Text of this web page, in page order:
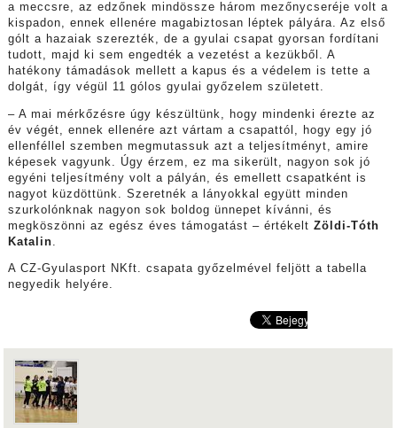
a meccsre, az edzőnek mindössze három mezőnycseréje volt a
kispadon, ennek ellenére magabiztosan léptek pályára. Az első
gólt a hazaiak szerezték, de a gyulai csapat gyorsan fordítani
tudott, majd ki sem engedték a vezetést a kezükből. A
hatékony támadások mellett a kapus és a védelem is tette a
dolgát, így végül 11 gólos gyulai győzelem született.
– A mai mérkőzésre úgy készültünk, hogy mindenki érezte az
év végét, ennek ellenére azt vártam a csapattól, hogy egy jó
ellenféllel szemben megmutassuk azt a teljesítményt, amire
képesek vagyunk. Úgy érzem, ez ma sikerült, nagyon sok jó
egyéni teljesítmény volt a pályán, és emellett csapatként is
nagyot küzdöttünk. Szeretnék a lányokkal együtt minden
szurkolónknak nagyon sok boldog ünnepet kívánni, és
megköszönni az egész éves támogatást – értékelt Zöldi-Tóth
Katalin
A CZ-Gyulasport NKft. csapata győzelmével feljött a tabella
negyedik helyére.